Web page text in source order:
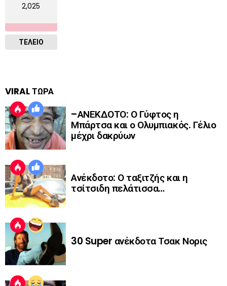
2,025
ΤΕΛΕΙΟ
VIRAL ΤΩΡΑ
–ΑΝΕΚΔΟΤΟ: Ο Γύφτος η
Μπάρτσα και ο Ολυμπιακός. Γέλιο
μέχρι δακρύων
Ανέκδοτο: Ο ταξιτζής και η
τσίτσιδη πελάτισσα…
30 Super ανέκδοτα Τσακ Νορις